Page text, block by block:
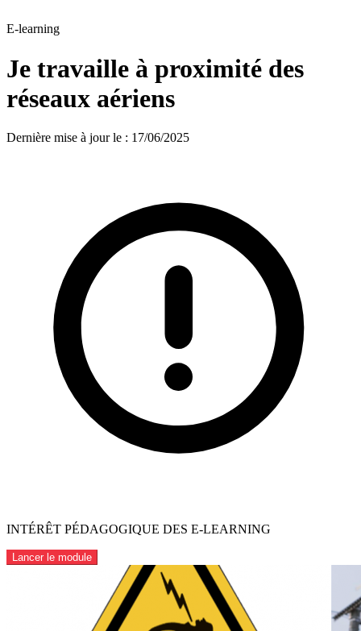
E-learning
Je travaille à proximité des
réseaux aériens
Dernière mise à jour le : 17/06/2025
INTÉRÊT PÉDAGOGIQUE DES E-LEARNING
Lancer le module